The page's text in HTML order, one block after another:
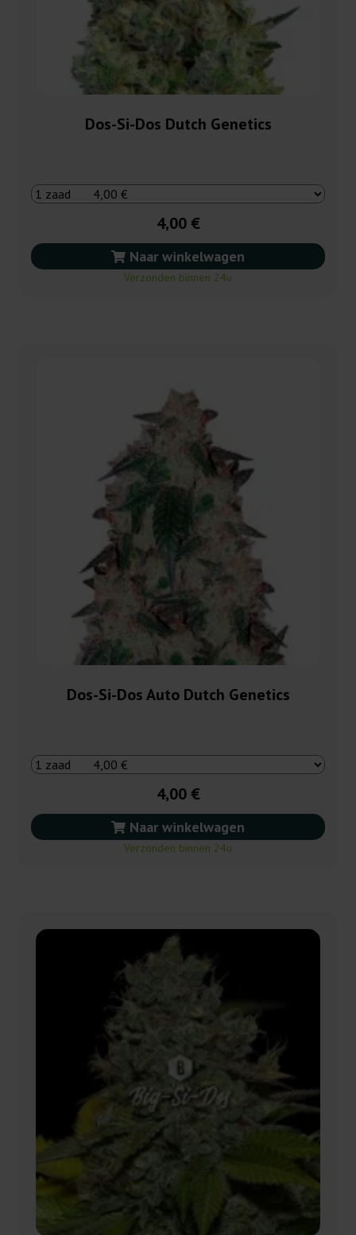
Dos-Si-Dos Dutch Genetics
4,00 €
Naar winkelwagen
Verzonden binnen 24u
Dos-Si-Dos Auto Dutch Genetics
4,00 €
Naar winkelwagen
Verzonden binnen 24u